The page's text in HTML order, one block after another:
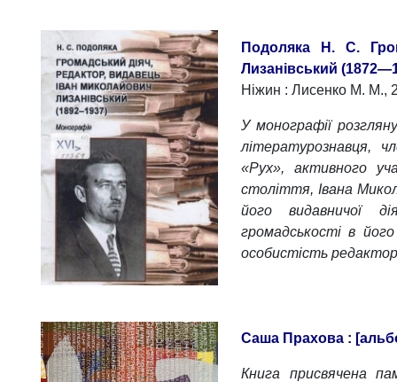
Подоляка Н. С.
Лизанівський
Ніжин : Лисенко М. М.,
У монографії
літературознавця,
«Рух», активного
століття, Івана
його видавничої
громадськості в
особистість
Саша Прахова :
Книга присвячена